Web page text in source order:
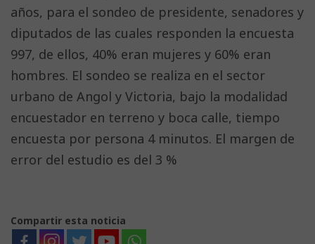
años, para el sondeo de presidente, senadores y
diputados de las cuales responden la encuesta
997, de ellos, 40% eran mujeres y 60% eran
hombres. El sondeo se realiza en el sector
urbano de Angol y Victoria, bajo la modalidad
encuestador en terreno y boca calle, tiempo
encuesta por persona 4 minutos. El margen de
error del estudio es del 3 %
Compartir esta noticia